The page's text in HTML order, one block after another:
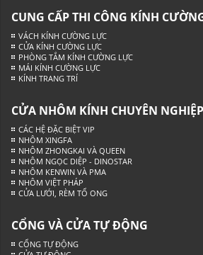
CUNG CẤP THI CÔNG KÍNH
VÁCH KÍNH CƯỜNG LỰC
CỬA KÍNH CƯỜNG LỰC
PHÒNG TẮM KÍNH CƯỜNG LỰC
MÁI KÍNH CƯỜNG LỰC
KÍNH TRANG TRÍ
CỬA NHÔM KÍNH CHUYÊN NGHIỆP
CÁC HỆ ĐẶC BIỆT VIP
NHÔM XINGFA
NHÔM ZHONGKAI VÀ QUEEN
NHÔM NGỌC DIỆP - DINOSTAR
NHÔM KENWIN VÀ PMA
NHÔM VIỆT PHÁP
CỬA LƯỚI, RÈM TỔ ONG
CỔNG VÀ CỬA TỰ ĐỘNG
CỔNG TỰ ĐỘNG